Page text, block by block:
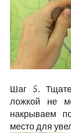
Шаг 5.
ложкой не
накрываем
место для